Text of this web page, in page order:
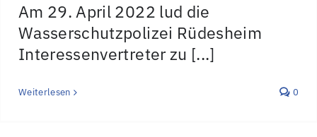
Am 29. April 2022 lud die
Wasserschutzpolizei Rüdesheim
Interessenvertreter zu [...]
Weiterlesen 0